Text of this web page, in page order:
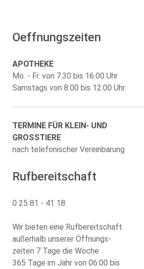
Oeffnungszeiten
APOTHEKE
Mo. - Fr. von 7.30 bis 16.00 Uhr
Samstags von 8.00 bis 12.00 Uhr
TERMINE FÜR KLEIN- UND
GROSSTIERE
nach telefonischer Vereinbarung
Rufbereitschaft
0 25 81 - 41 18
Wir bieten eine Rufbereitschaft
außerhalb unserer Öffnungs-
zeiten 7 Tage die Woche
365 Tage im Jahr von 06:00 bis